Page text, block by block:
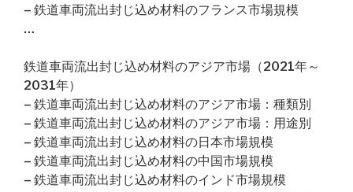
– 鉄道車両流出封じ込め材料のフランス市場規模
…
鉄道車両流出封じ込め材料のアジア市場（2021年～
2031年）
– 鉄道車両流出封じ込め材料のアジア市場：種類別
– 鉄道車両流出封じ込め材料のアジア市場：用途別
– 鉄道車両流出封じ込め材料の日本市場規模
– 鉄道車両流出封じ込め材料の中国市場規模
– 鉄道車両流出封じ込め材料のインド市場規模